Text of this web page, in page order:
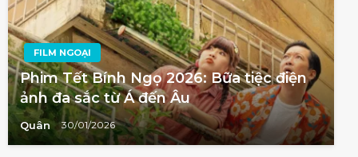
FILM NGOẠI
Phim Tết Bính Ngọ 2026: Bữa tiệc điện
ảnh đa sắc từ Á đến Âu
Quân 30/01/2026